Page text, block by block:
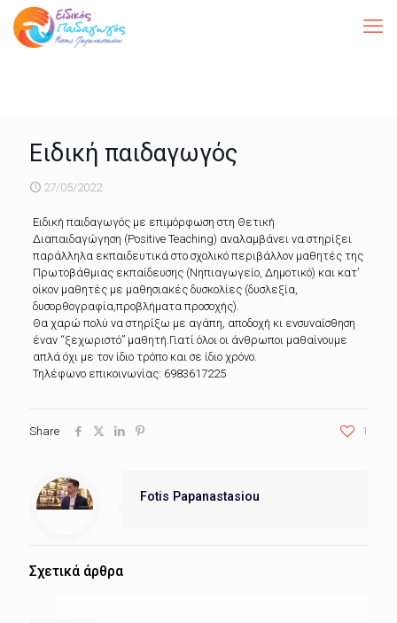
Ειδική παιδαγωγός
27/05/2022
Ειδική παιδαγωγός με επιμόρφωση στη Θετική
Διαπαιδαγώγηση (Positive Teaching) αναλαμβάνει να στηρίξει
παράλληλα εκπαιδευτικά στο σχολικό περιβάλλον μαθητές της
Πρωτοβάθμιας εκπαίδευσης (Νηπιαγωγείο, Δημοτικό) και κατ’
οίκον μαθητές με μαθησιακές δυσκολίες (δυσλεξία,
δυσορθογραφία,προβλήματα προσοχής).
Θα χαρώ πολύ να στηρίξω με αγάπη, αποδοχή κι ενσυναίσθηση
έναν “ξεχωριστό” μαθητή.Γιατί όλοι οι άνθρωποι μαθαίνουμε
απλά όχι με τον ίδιο τρόπο και σε ίδιο χρόνο.
Τηλέφωνο επικοινωνίας: 6983617225
Share 1
Fotis Papanastasiou
Σχετικά άρθρα